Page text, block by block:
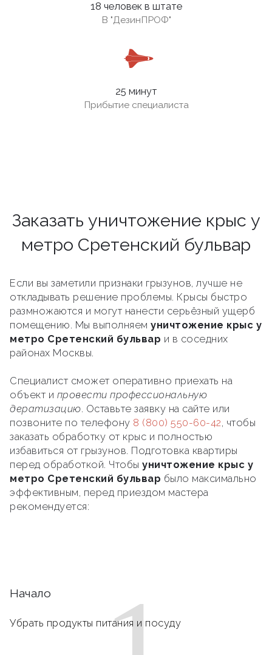
18 человек в штате
В "ДезинПРОФ"
25 минут
Прибытие специалиста
Заказать уничтожение крыс у
метро Сретенский бульвар
Если вы заметили признаки грызунов, лучше не
откладывать решение проблемы. Крысы быстро
размножаются и могут нанести серьёзный ущерб
помещению. Мы выполняем уничтожение крыс у
метро Сретенский бульвар и в соседних
районах Москвы.
Специалист сможет оперативно приехать на
объект и провести профессиональную
дератизацию. Оставьте заявку на сайте или
позвоните по телефону 8 (800) 550-60-42, чтобы
заказать обработку от крыс и полностью
избавиться от грызунов. Подготовка квартиры
перед обработкой. Чтобы уничтожение крыс у
метро Сретенский бульвар было максимально
эффективным, перед приездом мастера
рекомендуется:
Начало
Убрать продукты питания и посуду